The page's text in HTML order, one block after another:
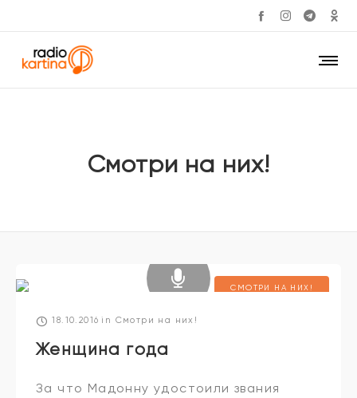
Смотри на них!
СМОТРИ НА НИХ!
18.10.2016 in Смотри на них!
Женщина года
За что Мадонну удостоили звания